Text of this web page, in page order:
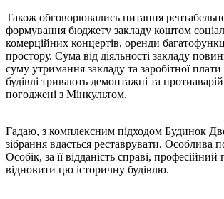
Також обговорювались питання
формування бюджету закладу коштом
комерційних концертів, оренди
простору. Сума від діяльності закладу
суму утримання закладу та заробітної плати
будівлі тривають демонтажні та
погоджені з Мінкультом.
Гадаю, з комплексним підходом Будинок
зібрання вдасться реставрувати. Особлива
Особік, за її відданість справі, професійний
відновити цю історичну будівлю.